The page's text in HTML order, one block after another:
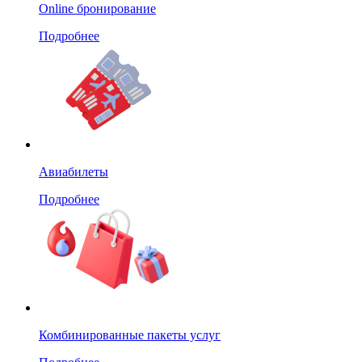
Online бронирование
Подробнее
Авиабилеты
Подробнее
Комбинированные пакеты услуг